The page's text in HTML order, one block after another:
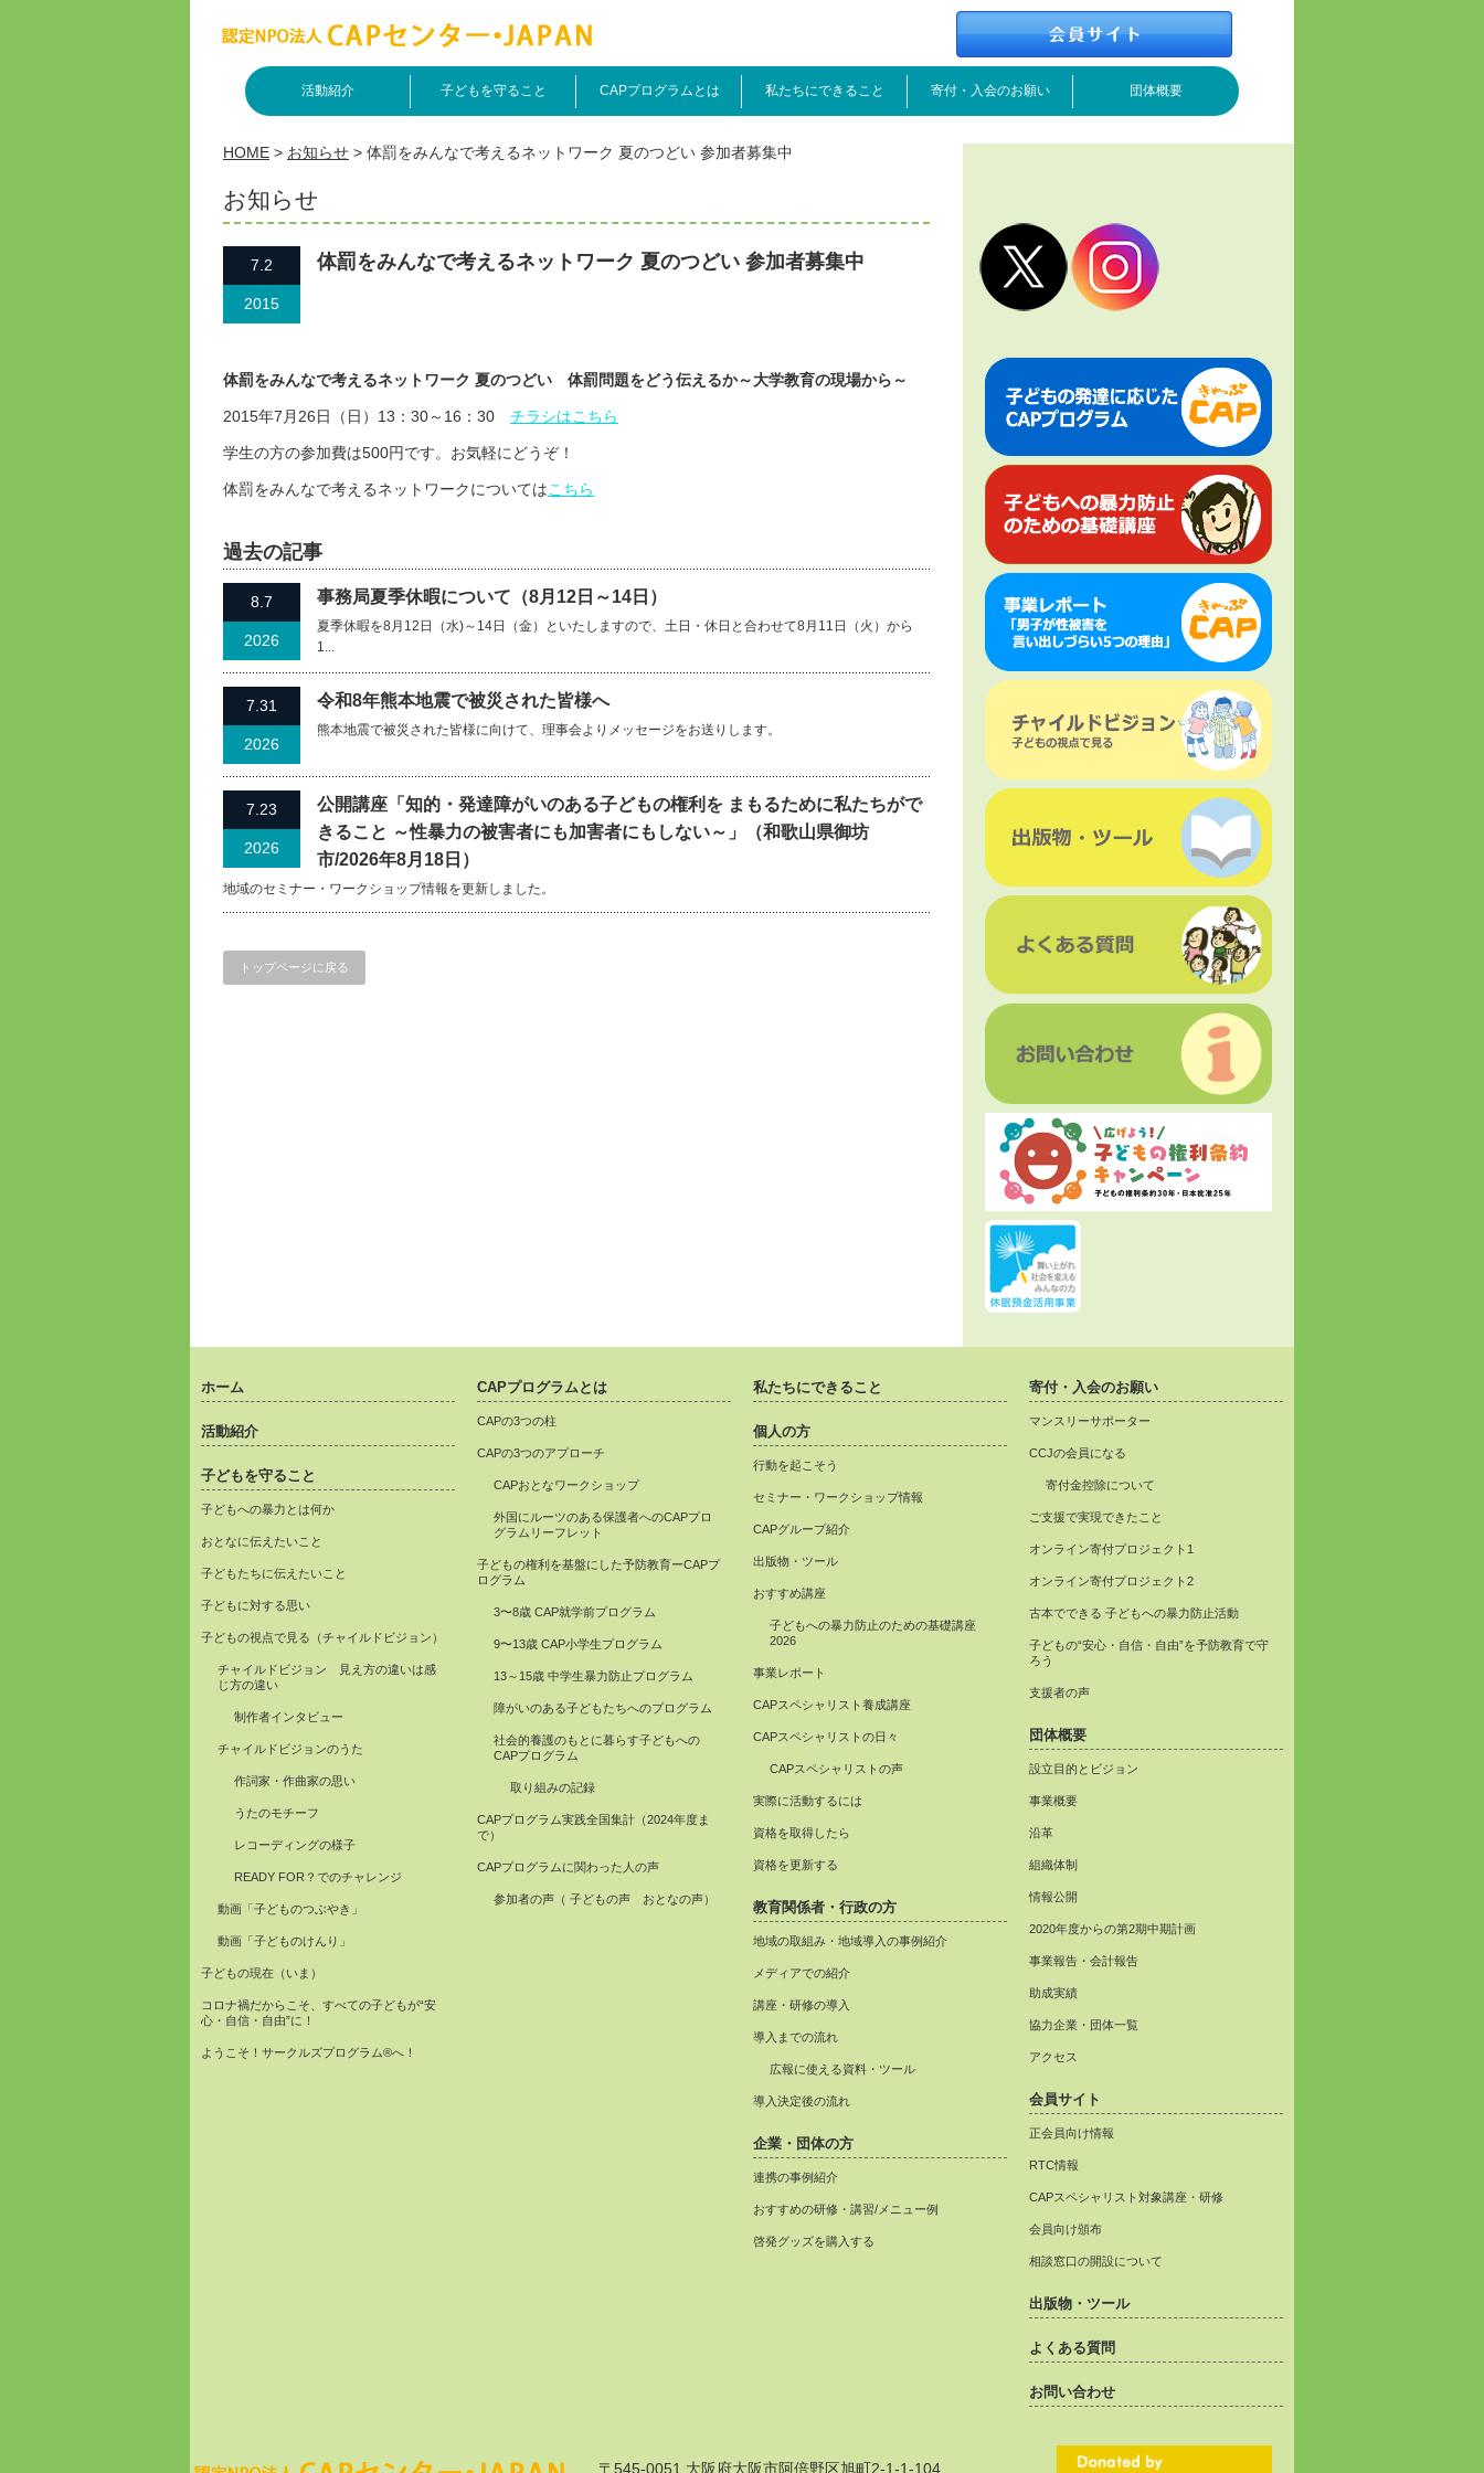
活動紹介 子どもを守ること CAPプログラムとは 私たちにできること 寄付・入会のお願い 団体概要
HOME > お知らせ > 体罰をみんなで考えるネットワーク 夏のつどい 参加者募集中
お知らせ
7.2
2015
体罰をみんなで考えるネットワーク 夏のつどい 参加者募集中
体罰をみんなで考えるネットワーク 夏のつどい 体罰問題をどう伝えるか～大学教育の現場から～
2015年7月26日（日）13：30～16：30 チラシはこちら
学生の方の参加費は500円です。お気軽にどうぞ！
体罰をみんなで考えるネットワークについてはこちら
過去の記事
8.7
2026
事務局夏季休暇について（8月12日～14日）
夏季休暇を8月12日（水)～14日（金）といたしますので、土日・休日と合わせて8月11日（火）から
1...
7.31
2026
令和8年熊本地震で被災された皆様へ
熊本地震で被災された皆様に向けて、理事会よりメッセージをお送りします。
7.23
2026
公開講座「知的・発達障がいのある子どもの権利を まもるために私たちがで
きること ～性暴力の被害者にも加害者にもしない～」（和歌山県御坊
市/2026年8月18日）
地域のセミナー・ワークショップ情報を更新しました。
トップページに戻る
ホーム
活動紹介
子どもを守ること
子どもへの暴力とは何か
おとなに伝えたいこと
子どもたちに伝えたいこと
子どもに対する思い
子どもの視点で見る（チャイルドビジョン）
チャイルドビジョン 見え方の違いは感
じ方の違い
制作者インタビュー
チャイルドビジョンのうた
作詞家・作曲家の思い
うたのモチーフ
レコーディングの様子
READY FOR？でのチャレンジ
動画「子どものつぶやき」
動画「子どものけんり」
子どもの現在（いま）
コロナ禍だからこそ、すべての子どもが“安
心・自信・自由”に！
ようこそ！サークルズプログラム®へ！
CAPプログラムとは
CAPの3つの柱
CAPの3つのアプローチ
CAPおとなワークショップ
外国にルーツのある保護者へのCAPプロ
グラムリーフレット
子どもの権利を基盤にした予防教育ーCAPプ
ログラム
3〜8歳 CAP就学前プログラム
9〜13歳 CAP小学生プログラム
13～15歳 中学生暴力防止プログラム
障がいのある子どもたちへのプログラム
社会的養護のもとに暮らす子どもへの
CAPプログラム
取り組みの記録
CAPプログラム実践全国集計（2024年度ま
で）
CAPプログラムに関わった人の声
参加者の声（ 子どもの声 おとなの声）
私たちにできること
個人の方
行動を起こそう
セミナー・ワークショップ情報
CAPグループ紹介
出版物・ツール
おすすめ講座
子どもへの暴力防止のための基礎講座
2026
事業レポート
CAPスペシャリスト養成講座
CAPスペシャリストの日々
CAPスペシャリストの声
実際に活動するには
資格を取得したら
資格を更新する
教育関係者・行政の方
地域の取組み・地域導入の事例紹介
メディアでの紹介
講座・研修の導入
導入までの流れ
広報に使える資料・ツール
導入決定後の流れ
企業・団体の方
連携の事例紹介
おすすめの研修・講習/メニュー例
啓発グッズを購入する
寄付・入会のお願い
マンスリーサポーター
CCJの会員になる
寄付金控除について
ご支援で実現できたこと
オンライン寄付プロジェクト1
オンライン寄付プロジェクト2
古本でできる 子どもへの暴力防止活動
子どもの“安心・自信・自由”を予防教育で守
ろう
支援者の声
団体概要
設立目的とビジョン
事業概要
沿革
組織体制
情報公開
2020年度からの第2期中期計画
事業報告・会計報告
助成実績
協力企業・団体一覧
アクセス
会員サイト
正会員向け情報
RTC情報
CAPスペシャリスト対象講座・研修
会員向け頒布
相談窓口の開設について
出版物・ツール
よくある質問
お問い合わせ
〒545-0051 大阪府大阪市阿倍野区旭町2-1-1-104